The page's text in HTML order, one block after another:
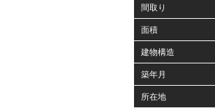
間取り
面積
建物構造
築年月
所在地